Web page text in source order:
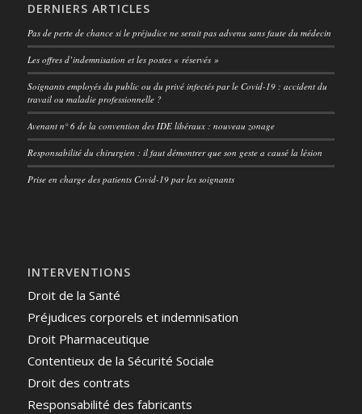
DERNIERS ARTICLES
Pas de perte de chance si le préjudice ne serait pas advenu sans faute du médecin
Les offres d’indemnisation et les postes « réservés »
Soignants employés du public ou du privé infectés par le Covid-19 : accident du
travail ou maladie professionnelle ?
Avenant n° 6 de la convention des IDE libéraux : nouveau zonage
Responsabilité du chirurgien : il faut démontrer que son geste a causé la lésion
Prise en charge des patients Covid-19 par les soignants
INTERVENTIONS
Droit de la Santé
Préjudices corporels et indemnisation
Droit Pharmaceutique
Contentieux de la Sécurité Sociale
Droit des contrats
Responsabilité des fabricants